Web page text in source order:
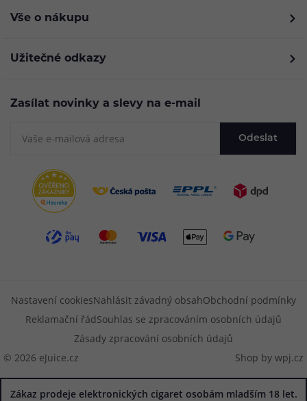
Vše o nákupu
Užitečné odkazy
Zasílat novinky a slevy na e-mail
Odeslat
© 2026 eJuice.cz
Nastavení cookiesNahlásit závadný obsahObchodní podmínky
Reklamační řádSouhlas se zpracováním osobních údajů
Zásady zpracování osobních údajů
Shop by wpj.cz
Zákaz prodeje elektronických cigaret osobám mladším 18 let.